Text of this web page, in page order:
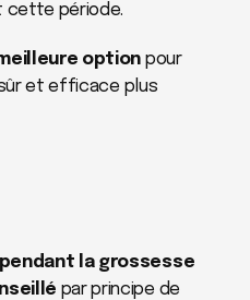
cette période.
option pour
et efficace plus
la grossesse
par principe de